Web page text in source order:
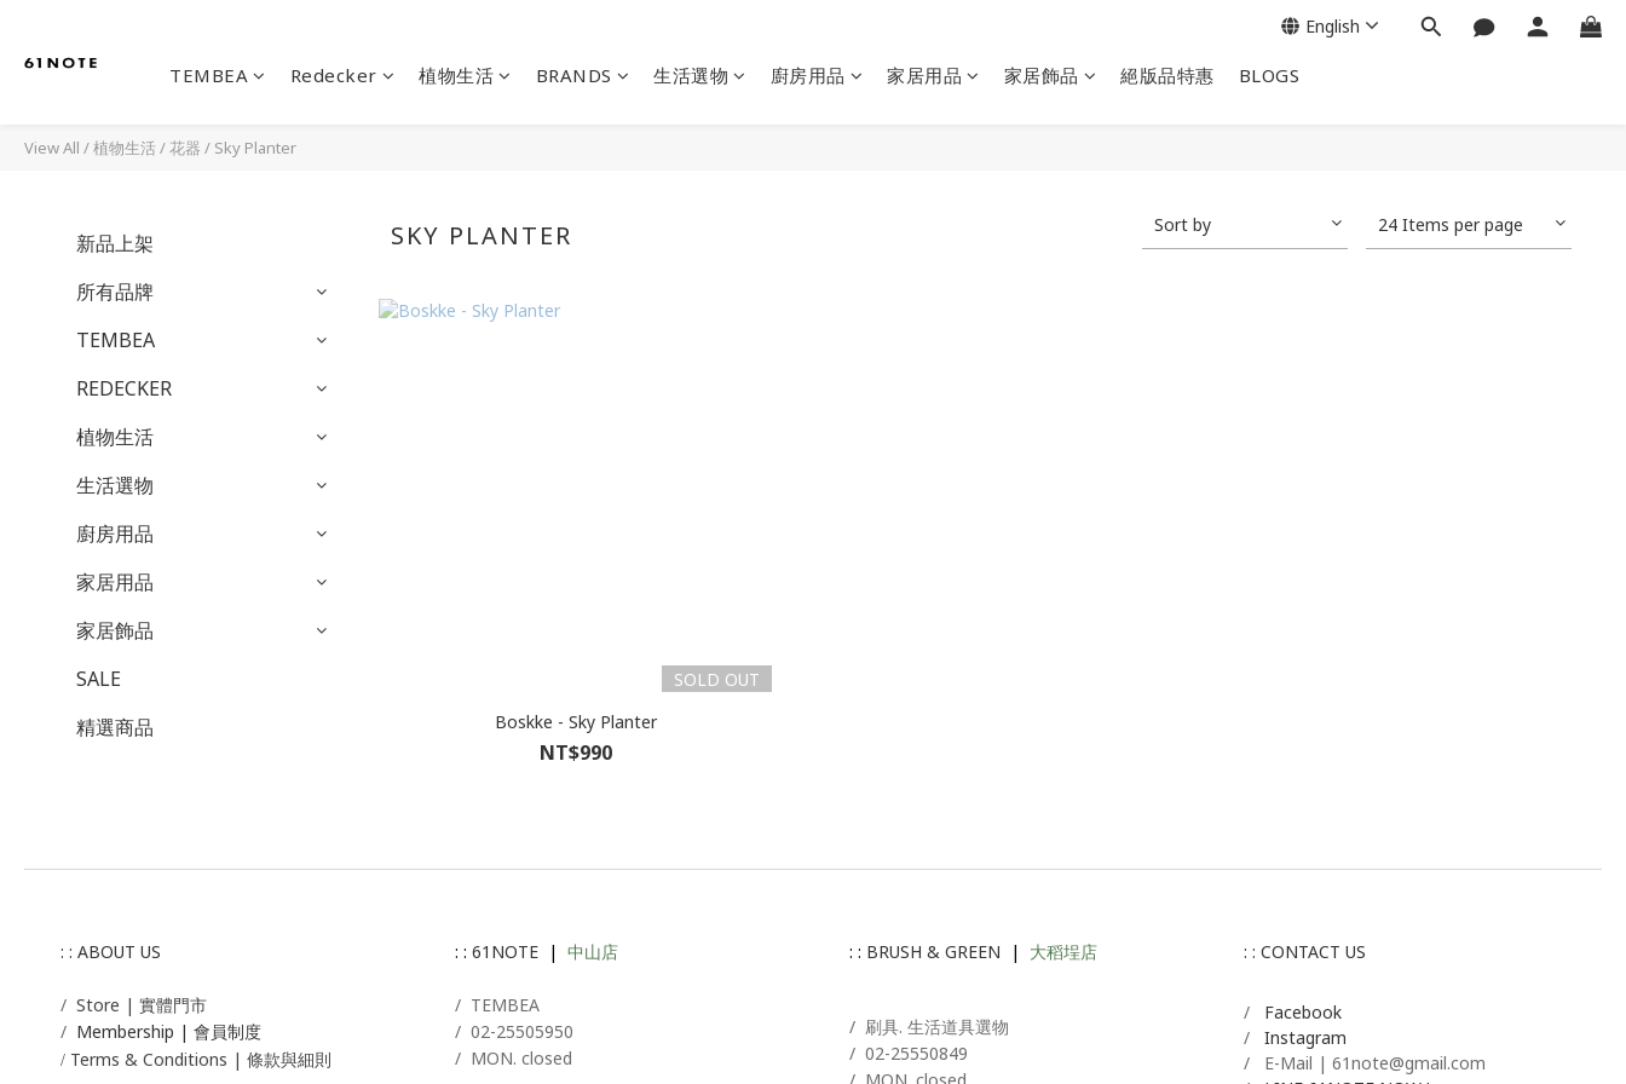
TEMBEA Redecker 植物生活 BRANDS 生活選物 廚房用品 家居用品 家居飾品 絕版品特惠 BLOGS
English
View All /植物生活/花器 / Sky Planter
新品上架
所有品牌
TEMBEA
REDECKER
植物生活
生活選物
廚房用品
家居用品
家居飾品
SALE
精選商品
SKY PLANTER Sort by 24 Items per page
SOLD OUT
Boskke - Sky Planter
NT$990
: : ABOUT US
/ Store | 實體門市
/ Membership | 會員制度
/ Terms & Conditions | 條款與細則
: : 61NOTE | 中山店
/ TEMBEA
/ 02-25505950
/ MON. closed
: : BRUSH & GREEN | 大稻埕店
/ 刷具. 生活道具選物
/ 02-25550849
: : CONTACT US
/ Facebook
/ Instagram
/ E-Mail | 61note@gmail.com